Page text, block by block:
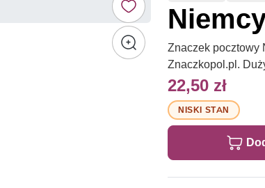
Znaczek pocztowy
Znaczkopol.pl.
22,50 zł
NISKI STAN